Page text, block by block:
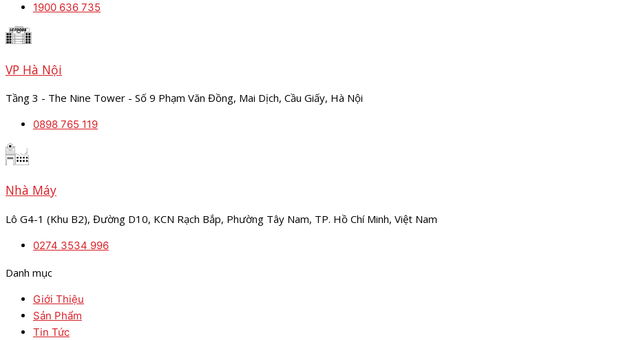
1900 636 735
VP Hà Nội
Tầng 3 - The Nine Tower - Số 9 Phạm Văn Đồng, Mai Dịch, Cầu Giấy, Hà Nội
0898 765 119
Nhà Máy
Lô G4-1 (Khu B2), Đường D10, KCN Rạch Bắp, Phường Tây Nam, TP. Hồ Chí Minh, Việt Nam
0274 3534 996
Danh mục
Giới Thiệu
Sản Phẩm
Tin Tức